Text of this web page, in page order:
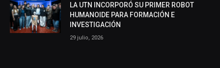
LA UTN INCORPORÓ SU PRIMER ROBOT
HUMANOIDE PARA FORMACIÓN E
INVESTIGACIÓN
29 julio, 2026